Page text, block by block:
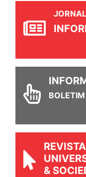
JORNAL
BOLETIM
REVISTA
&